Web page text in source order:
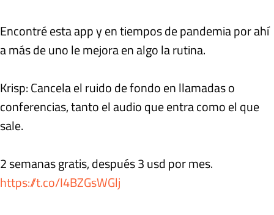
Encontré esta app y en tiempos de pandemia por ahí
a más de uno le mejora en algo la rutina.
Krisp: Cancela el ruido de fondo en llamadas o
conferencias, tanto el audio que entra como el que
sale.
2 semanas gratis, después 3 usd por mes.
https://t.co/I4BZGsWGlj